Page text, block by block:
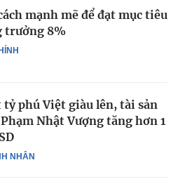
mạnh mẽ để đạt mục tiêu
trưởng 8%
NHÂN
tỷ phú Việt giàu lên, tài sản
Nhật Vượng tăng hơn 1